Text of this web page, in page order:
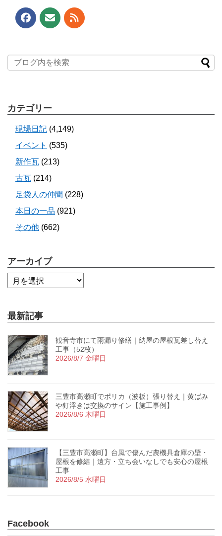
カテゴリー
現場日記 (4,149)
イベント (535)
新作瓦 (213)
古瓦 (214)
足袋人の仲間 (228)
本日の一品 (921)
その他 (662)
アーカイブ
最新記事
観音寺市にて雨漏り修繕｜納屋の屋根瓦差し替え
工事（52枚）
2026/8/7 金曜日
三豊市高瀬町でポリカ（波板）張り替え｜黄ばみ
や釘浮きは交換のサイン【施工事例】
2026/8/6 木曜日
【三豊市高瀬町】台風で傷んだ農機具倉庫の壁・
屋根を修繕｜遠方・立ち会いなしでも安心の屋根
工事
2026/8/5 水曜日
Facebook